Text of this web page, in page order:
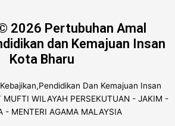
2026 Pertubuhan Amal
dan Kemajuan Insan
Kota Bharu